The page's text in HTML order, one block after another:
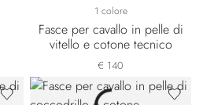
1 colore
Fasce per cavallo in pelle di
vitello e cotone tecnico
€ 140